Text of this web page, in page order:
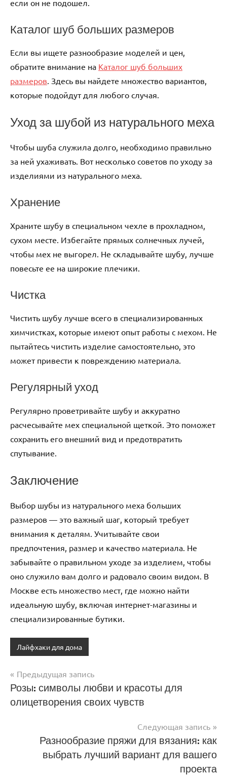
если он не подошел.
Каталог шуб больших размеров
Если вы ищете разнообразие моделей и цен,
обратите внимание на Каталог шуб больших
размеров. Здесь вы найдете множество вариантов,
которые подойдут для любого случая.
Уход за шубой из натурального меха
Чтобы шуба служила долго, необходимо правильно
за ней ухаживать. Вот несколько советов по уходу за
изделиями из натурального меха.
Хранение
Храните шубу в специальном чехле в прохладном,
сухом месте. Избегайте прямых солнечных лучей,
чтобы мех не выгорел. Не складывайте шубу, лучше
повесьте ее на широкие плечики.
Чистка
Чистить шубу лучше всего в специализированных
химчистках, которые имеют опыт работы с мехом. Не
пытайтесь чистить изделие самостоятельно, это
может привести к повреждению материала.
Регулярный уход
Регулярно проветривайте шубу и аккуратно
расчесывайте мех специальной щеткой. Это поможет
сохранить его внешний вид и предотвратить
спутывание.
Заключение
Выбор шубы из натурального меха больших
размеров — это важный шаг, который требует
внимания к деталям. Учитывайте свои
предпочтения, размер и качество материала. Не
забывайте о правильном уходе за изделием, чтобы
оно служило вам долго и радовало своим видом. В
Москве есть множество мест, где можно найти
идеальную шубу, включая интернет-магазины и
специализированные бутики.
Лайфхаки для дома
Навигация
по
Предыдущая запись
Розы: символы любви и красоты для
олицетворения своих чувств
Следующая запись
Разнообразие пряжи для вязания: как
выбрать лучший вариант для вашего
проекта